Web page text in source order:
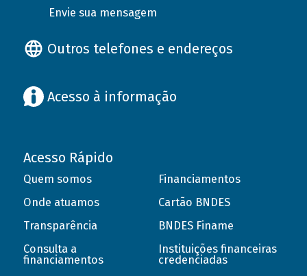
Envie sua mensagem
Outros telefones e endereços
Acesso à informação
Acesso Rápido
Quem somos
Onde atuamos
Transparência
Consulta a
financiamentos
Financiamentos
Cartão BNDES
BNDES Finame
Instituições financeiras
credenciadas